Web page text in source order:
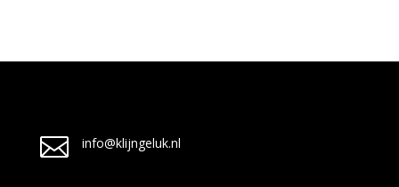
 info@klijngeluk.nl